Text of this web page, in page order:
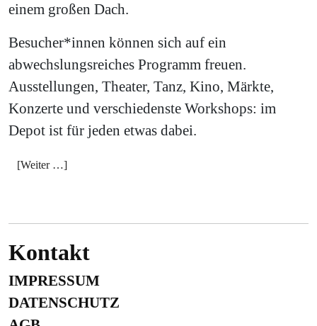
einem großen Dach.
Besucher*innen können sich auf ein
abwechslungsreiches Programm freuen.
Ausstellungen, Theater, Tanz, Kino, Märkte,
Konzerte und verschiedenste Workshops: im
Depot ist für jeden etwas dabei.
[Weiter …]
Kontakt
IMPRESSUM
DATENSCHUTZ